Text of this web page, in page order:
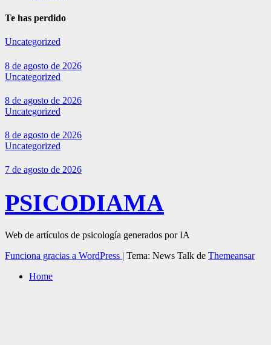
Te has perdido
Uncategorized
8 de agosto de 2026
Uncategorized
8 de agosto de 2026
Uncategorized
8 de agosto de 2026
Uncategorized
7 de agosto de 2026
PSICODIAMA
Web de artículos de psicología generados por IA
Funciona gracias a WordPress | Tema: News Talk de Themeansar
Home